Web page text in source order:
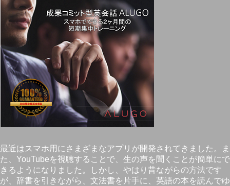
最近はスマホ用にさまざまなアプリが開発されてきました。ま
た、YouTubeを視聴することで、生の声を聞くことが簡単にで
きるようになりました。しかし、やはり昔ながらの方法です
が、辞書を引きながら、文法書を片手に、英語の本を読んでゆ